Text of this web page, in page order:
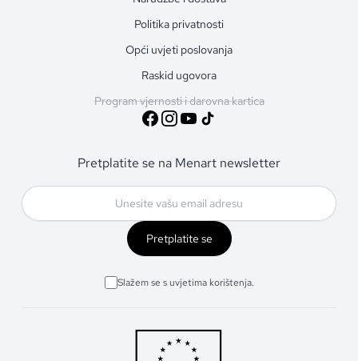
Politika privatnosti
Opći uvjeti poslovanja
Raskid ugovora
Program vjernosti i darovna kartica
Pretplatite se na Menart newsletter
Pretplatite se
Slažem se s uvjetima korištenja.